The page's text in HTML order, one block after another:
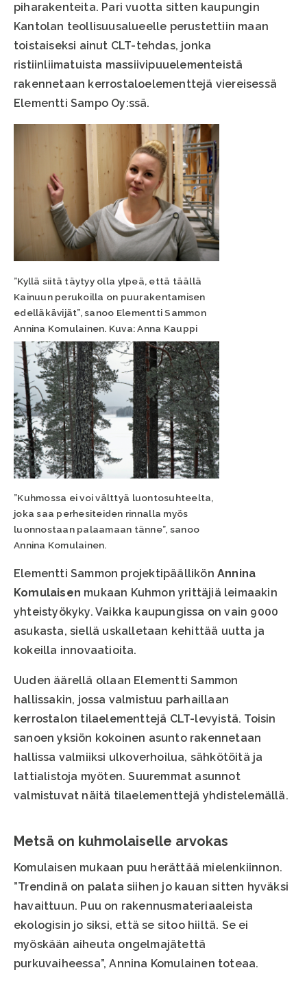
piharakenteita. Pari vuotta sitten kaupungin
Kantolan teollisuusalueelle perustettiin maan
toistaiseksi ainut CLT-tehdas, jonka
ristiinliimatuista massiivipuuelementeistä
rakennetaan kerrostaloelementtejä viereisessä
Elementti Sampo Oy:ssä.
”Kyllä siitä täytyy olla ylpeä, että täällä
Kainuun perukoilla on puurakentamisen
edelläkävijät”, sanoo Elementti Sammon
Annina Komulainen. Kuva: Anna Kauppi
”Kuhmossa ei voi välttyä luontosuhteelta,
joka saa perhesiteiden rinnalla myös
luonnostaan palaamaan tänne”, sanoo
Annina Komulainen.
Elementti Sammon projektipäällikön Annina
Komulaisen mukaan Kuhmon yrittäjiä leimaakin
yhteistyökyky. Vaikka kaupungissa on vain 9000
asukasta, siellä uskalletaan kehittää uutta ja
kokeilla innovaatioita.
Uuden äärellä ollaan Elementti Sammon
hallissakin, jossa valmistuu parhaillaan
kerrostalon tilaelementtejä CLT-levyistä. Toisin
sanoen yksiön kokoinen asunto rakennetaan
hallissa valmiiksi ulkoverhoilua, sähkötöitä ja
lattialistoja myöten. Suuremmat asunnot
valmistuvat näitä tilaelementtejä yhdistelemällä.
Metsä on kuhmolaiselle arvokas
Komulaisen mukaan puu herättää mielenkiinnon.
”Trendinä on palata siihen jo kauan sitten hyväksi
havaittuun. Puu on rakennusmateriaaleista
ekologisin jo siksi, että se sitoo hiiltä. Se ei
myöskään aiheuta ongelmajätettä
purkuvaiheessa”, Annina Komulainen toteaa.